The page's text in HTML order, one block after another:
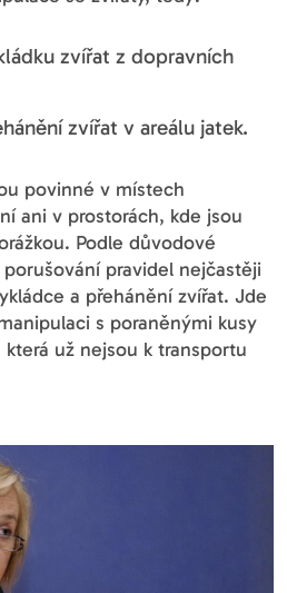
zvířat z dopravních
zvířat v areálu jatek.
povinné v místech
ani v prostorách, kde jsou
Podle důvodové
pravidel nejčastěji
a přehánění zvířat. Jde
s poraněnými kusy
už nejsou k transportu